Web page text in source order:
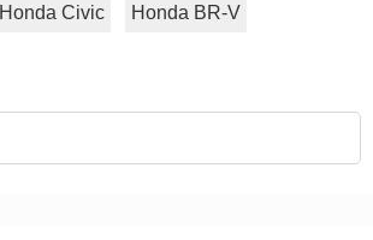
Honda Civic Honda BR-V